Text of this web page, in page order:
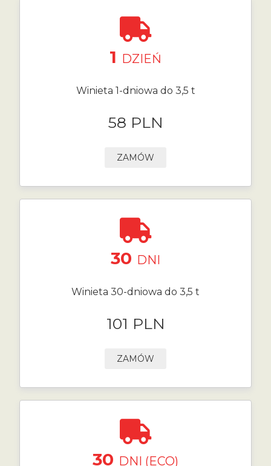
1 DZIEŃ
Winieta 1-dniowa do 3,5 t
58 PLN
ZAMÓW
30 DNI
Winieta 30-dniowa do 3,5 t
101 PLN
ZAMÓW
30 DNI (ECO)